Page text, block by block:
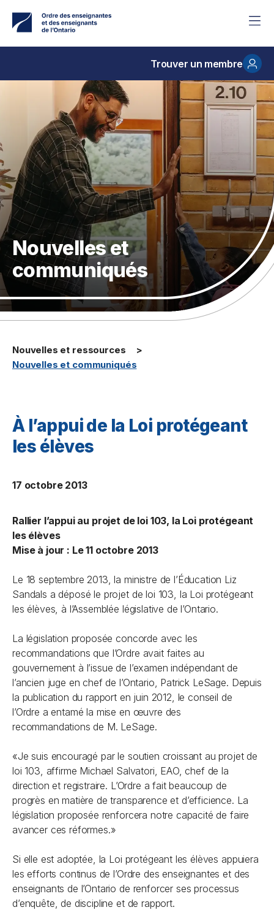
contenu
Trouver un membre
Nouvelles et
communiqués
Nouvelles et ressources
Nouvelles et communiqués
À l’appui de la Loi protégeant
les élèves
17 octobre 2013
Rallier l’appui au projet de loi 103, la Loi protégeant
les élèves
Mise à jour : Le 11 octobre 2013
Le 18 septembre 2013, la ministre de l’Éducation Liz
Sandals a déposé le projet de loi 103, la Loi protégeant
les élèves, à l’Assemblée législative de l’Ontario.
La législation proposée concorde avec les
recommandations que l’Ordre avait faites au
gouvernement à l’issue de l’examen indépendant de
l’ancien juge en chef de l’Ontario, Patrick LeSage. Depuis
la publication du rapport en juin 2012, le conseil de
l’Ordre a entamé la mise en œuvre des
recommandations de M. LeSage.
«Je suis encouragé par le soutien croissant au projet de
loi 103, affirme Michael Salvatori, EAO, chef de la
direction et registraire. L’Ordre a fait beaucoup de
progrès en matière de transparence et d’efficience. La
législation proposée renforcera notre capacité de faire
avancer ces réformes.»
Si elle est adoptée, la Loi protégeant les élèves appuiera
les efforts continus de l’Ordre des enseignantes et des
enseignants de l’Ontario de renforcer ses processus
d’enquête, de discipline et de rapport.